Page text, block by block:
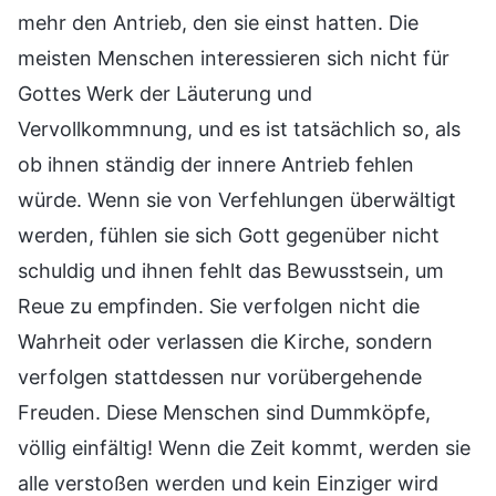
mehr den Antrieb, den sie einst hatten. Die
meisten Menschen interessieren sich nicht für
Gottes Werk der Läuterung und
Vervollkommnung, und es ist tatsächlich so, als
ob ihnen ständig der innere Antrieb fehlen
würde. Wenn sie von Verfehlungen überwältigt
werden, fühlen sie sich Gott gegenüber nicht
schuldig und ihnen fehlt das Bewusstsein, um
Reue zu empfinden. Sie verfolgen nicht die
Wahrheit oder verlassen die Kirche, sondern
verfolgen stattdessen nur vorübergehende
Freuden. Diese Menschen sind Dummköpfe,
völlig einfältig! Wenn die Zeit kommt, werden sie
alle verstoßen werden und kein Einziger wird